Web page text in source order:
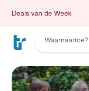
Deals van de Week
Waarnaartoe?